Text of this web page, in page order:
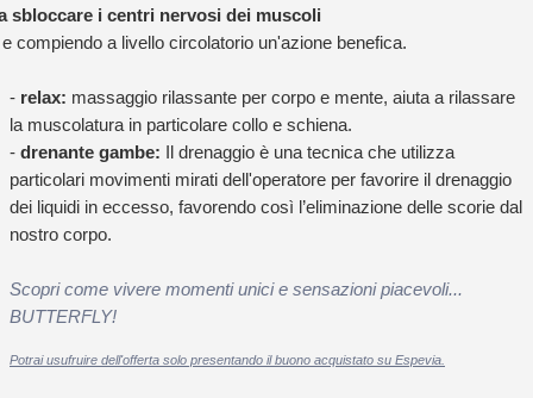
sbloccare i centri nervosi dei muscoli
compiendo a livello circolatorio un'azione benefica.
- relax: massaggio rilassante per corpo e mente, aiuta a rilassare
la muscolatura in particolare collo e schiena.
- drenante gambe: Il drenaggio è una tecnica che utilizza
particolari movimenti mirati dell'operatore per favorire il drenaggio
dei liquidi in eccesso, favorendo così l’eliminazione delle scorie dal
nostro corpo.
Scopri come vivere momenti unici e sensazioni piacevoli...
BUTTERFLY!
Potrai usufruire dell'offerta solo presentando il buono acquistato su Espevia.